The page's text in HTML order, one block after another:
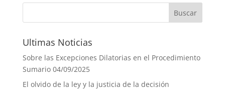
Ultimas Noticias
Sobre las Excepciones Dilatorias en el Procedimiento
Sumario 04/09/2025
El olvido de la ley y la justicia de la decisión